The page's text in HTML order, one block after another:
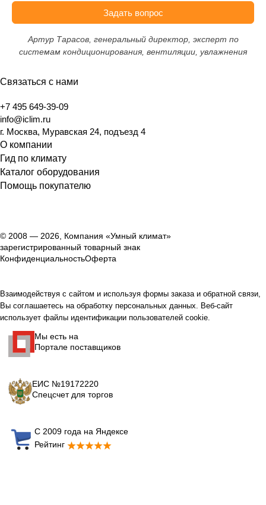
Задать вопрос
Артур Тарасов, генеральный директор, эксперт по
системам кондиционирования, вентиляции, увлажнения
Связаться с нами
+7 495 649-39-09
info@iclim.ru
г. Москва, Муравская 24, подъезд 4
О компании
Гид по климату
Каталог оборудования
Помощь покупателю
© 2008 — 2026, Компания «Умный климат»
зарегистрированный товарный знак
КонфиденциальностьОферта
Взаимодействуя с сайтом и используя формы заказа и обратной связи,
Вы соглашаетесь на обработку персональных данных. Веб-сайт
использует файлы идентификации пользователей cookie.
Мы есть на
Портале поставщиков
ЕИС №19172220
Спецсчет для торгов
С 2009 года на Яндексе
Рейтинг